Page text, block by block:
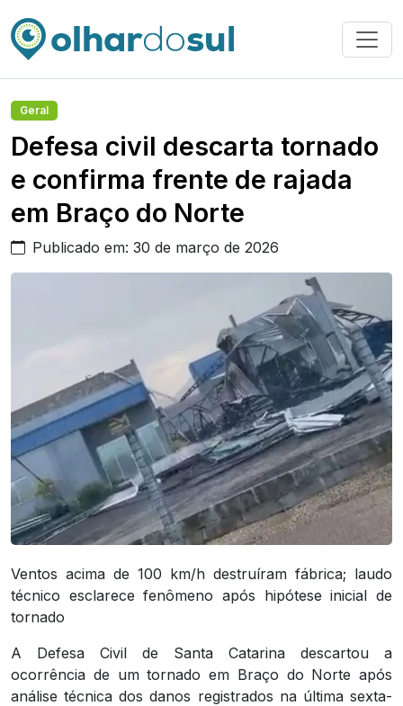
Geral
Defesa civil descarta tornado
e confirma frente de rajada
em Braço do Norte
Publicado em: 30 de março de 2026
Ventos acima de 100 km/h destruíram fábrica; laudo
técnico esclarece fenômeno após hipótese inicial de
tornado
A Defesa Civil de Santa Catarina descartou a
ocorrência de um tornado em Braço do Norte após
análise técnica dos danos registrados na última sexta-